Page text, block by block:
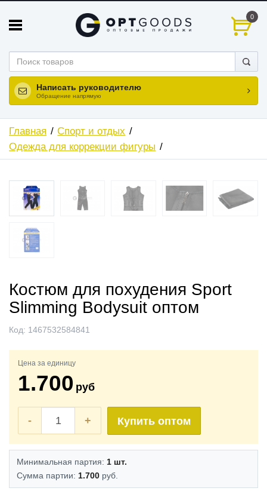
0
Написать руководителю
Обращение напрямую
Главная
Спорт и отдых
Одежда для коррекции фигуры
Костюм для похудения Sport
Slimming Bodysuit оптом
Код: 1467532584841
Цена за единицу
1.700 руб
- + Купить оптом
Минимальная партия: 1 шт.
Сумма партии: 1.700 руб.